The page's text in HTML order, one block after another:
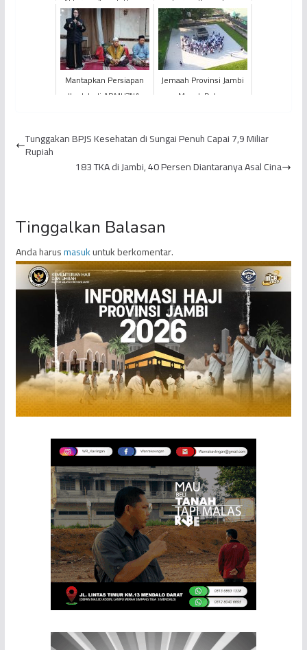
Kaki Palsu
Nasional 2022 Wilayah
SUMBAGSEL, Suraedah
Sang Pera...
Mantapkan Persiapan
Ibadah di ARMUZNA,
Laksanaka...
Jemaah Provinsi Jambi
Masuk Dalam
Tanah Suci
Tunggakan BPJS Kesehatan di Sungai Penuh Capai 7,9 Miliar
Rupiah
183 TKA di Jambi, 40 Persen Diantaranya Asal Cina
Tinggalkan Balasan
Anda harusmasukuntuk berkomentar.